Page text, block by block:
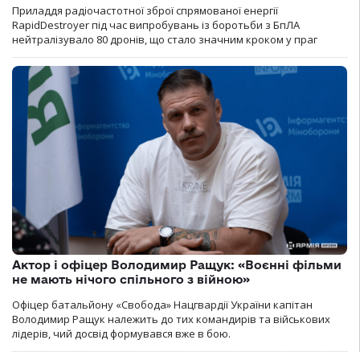
Приладдя радіочастотної зброї спрямованої енергії
RapidDestroyer під час випробувань із боротьби з БпЛА
нейтралізувало 80 дронів, що стало значним кроком у праг
Актор і офіцер Володимир Ращук: «Воєнні фільми
не мають нічого спільного з війною»
Офіцер батальйону «Свобода» Нацгвардії України капітан
Володимир Ращук належить до тих командирів та військових
лідерів, чий досвід формувався вже в бою.